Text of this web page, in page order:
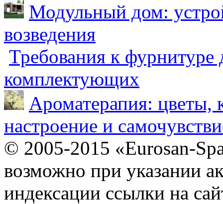
Модульный дом:
возведения
Требования к фурнитуре
комплектующих
Ароматерапия: цветы,
настроение и
© 2005-2015 «Eurosan-
возможно при указании
индексации ссылки на